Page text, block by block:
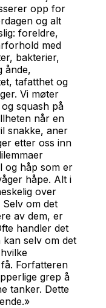
opp for
og alt
foreldre,
med
bakterier,
ånde,
tafatthet og
Vi møter
squash på
når en
snakke, aner
etter oss inn
og håp som er
håpe. Alt i
over
Selv om det
av dem, er
handler det
selv om det
Forfatteren
grep å
tanker. Dette